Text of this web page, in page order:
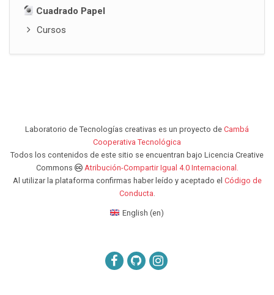
Cuadrado Papel
Cursos
Laboratorio de Tecnologías creativas es un proyecto de Cambá
Cooperativa Tecnológica
Todos los contenidos de este sitio se encuentran bajo Licencia Creative
Commons
Atribución-Compartir Igual 4.0 Internacional.
Al utilizar la plataforma confirmas haber leído y aceptado el Código de
Conducta.
English ‎(en)‎